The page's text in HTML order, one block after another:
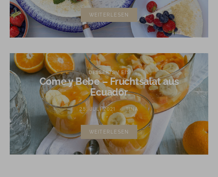
WEITERLESEN
DESSERTS / EIS
Come y Bebe – Fruchtsalat aus
Ecuador
25. JULI 2021 TINA
WEITERLESEN